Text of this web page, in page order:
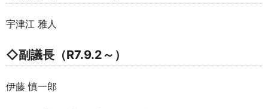
宇津江 雅人
◇副議長（R7.9.2～）
伊藤 慎一郎